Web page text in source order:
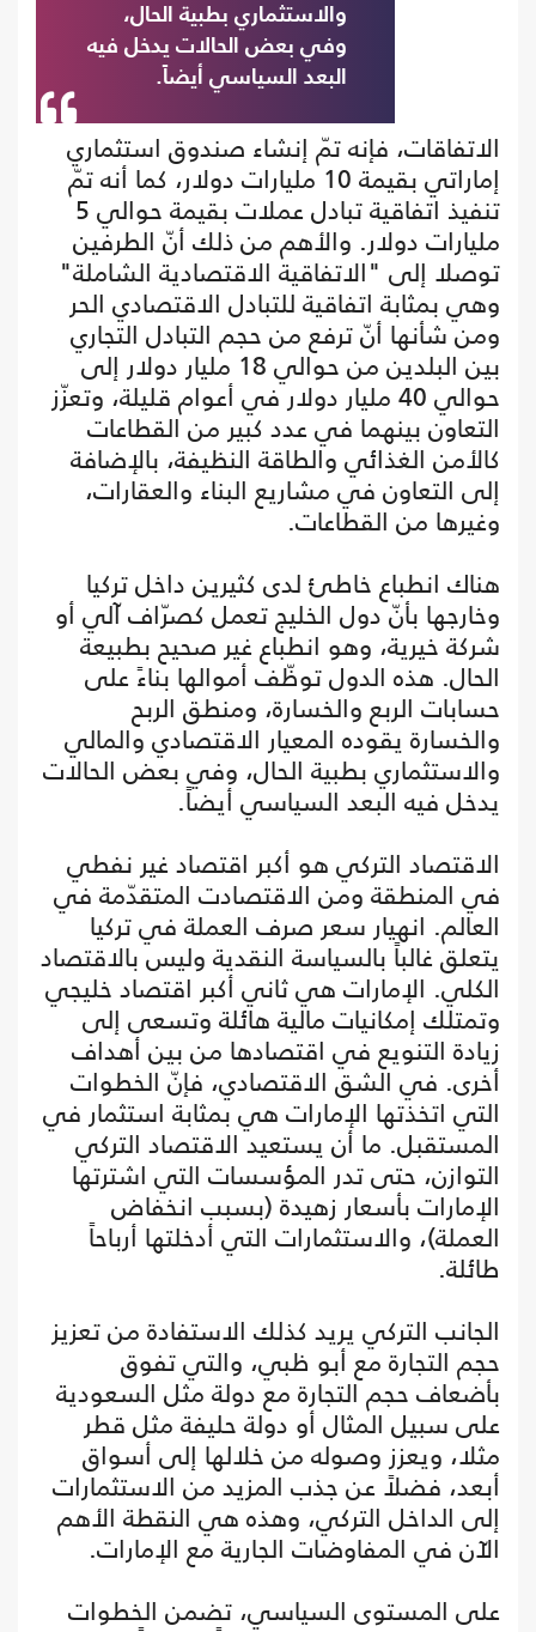
والاستثماري بطبية الحال،
وفي بعض الحالات يدخل فيه
البعد السياسي أيضاً.
الاتفاقات، فإنه تمّ إنشاء صندوق استثماري
إماراتي بقيمة 10 مليارات دولار، كما أنه تمّ
تنفيذ اتفاقية تبادل عملات بقيمة حوالي 5
مليارات دولار. والأهم من ذلك أنّ الطرفين
توصلا إلى "الاتفاقية الاقتصادية الشاملة"
وهي بمثابة اتفاقية للتبادل الاقتصادي الحر
ومن شأنها أنّ ترفع من حجم التبادل التجاري
بين البلدين من حوالي 18 مليار دولار إلى
حوالي 40 مليار دولار في أعوام قليلة، وتعزّز
التعاون بينهما في عدد كبير من القطاعات
كالأمن الغذائي والطاقة النظيفة، بالإضافة
إلى التعاون في مشاريع البناء والعقارات،
وغيرها من القطاعات.
هناك انطباع خاطئ لدى كثيرين داخل تركيا
وخارجها بأنّ دول الخليج تعمل كصرّاف آلي أو
شركة خيرية، وهو انطباع غير صحيح بطبيعة
الحال. هذه الدول توظّف أموالها بناءً على
حسابات الربع والخسارة، ومنطق الربح
والخسارة يقوده المعيار الاقتصادي والمالي
والاستثماري بطبية الحال، وفي بعض الحالات
يدخل فيه البعد السياسي أيضاً.
الاقتصاد التركي هو أكبر اقتصاد غير نفطي
في المنطقة ومن الاقتصادت المتقدّمة في
العالم. انهيار سعر صرف العملة في تركيا
يتعلق غالباً بالسياسة النقدية وليس بالاقتصاد
الكلي. الإمارات هي ثاني أكبر اقتصاد خليجي
وتمتلك إمكانيات مالية هائلة وتسعى إلى
زيادة التنويع في اقتصادها من بين أهداف
أخرى. في الشق الاقتصادي، فإنّ الخطوات
التي اتخذتها الإمارات هي بمثابة استثمار في
المستقبل. ما أن يستعيد الاقتصاد التركي
التوازن، حتى تدر المؤسسات التي اشترتها
الإمارات بأسعار زهيدة (بسبب انخفاض
العملة)، والاستثمارات التي أدخلتها أرباحاً
طائلة.
الجانب التركي يريد كذلك الاستفادة من تعزيز
حجم التجارة مع أبو ظبي، والتي تفوق
بأضعاف حجم التجارة مع دولة مثل السعودية
على سبيل المثال أو دولة حليفة مثل قطر
مثلا، ويعزز وصوله من خلالها إلى أسواق
أبعد، فضلاً عن جذب المزيد من الاستثمارات
إلى الداخل التركي، وهذه هي النقطة الأهم
الآن في المفاوضات الجارية مع الإمارات.
على المستوى السياسي، تضمن الخطوات